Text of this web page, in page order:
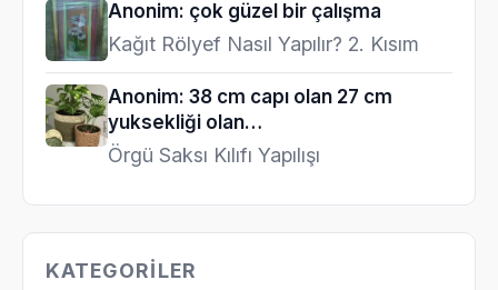
Anonim: çok güzel bir çalışma
Kağıt Rölyef Nasıl Yapılır? 2. Kısım
Anonim: 38 cm capı olan 27 cm
yuksekliği olan…
Örgü Saksı Kılıfı Yapılışı
KATEGORILER